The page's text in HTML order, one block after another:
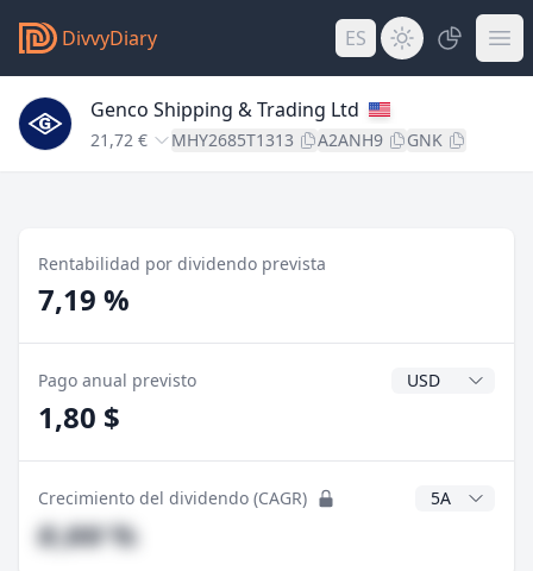
DivvyDiary ES
Genco Shipping & Trading Ltd
21,72 € MHY2685T1313 A2ANH9 GNK
Rentabilidad por dividendo prevista
7,19 %
Pago anual previsto Divisa del
1,80 $
Crecimiento del dividendo (CAGR) Años CAGR
#,## %